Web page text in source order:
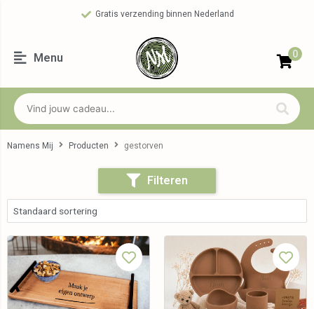
Gratis verzending binnen Nederland
Menu 0
Namens Mij Producten gestorven
Filteren